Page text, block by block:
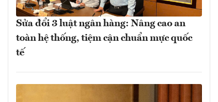
Sửa đổi 3 luật ngân hàng: Nâng cao an
toàn hệ thống, tiệm cận chuẩn mực quốc
tế